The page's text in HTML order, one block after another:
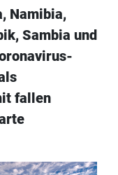
Namibia,
Sambia und
fallen